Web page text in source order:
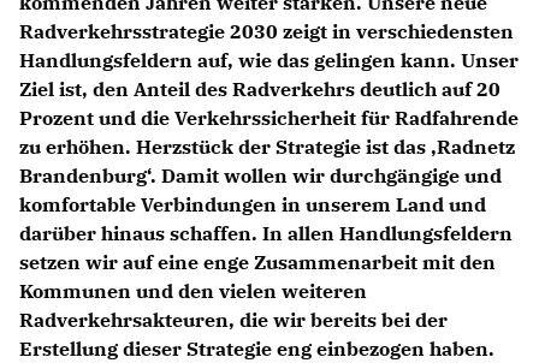
Radverkehrsstrategie 2030 zeigt in verschiedensten
Handlungsfeldern auf, wie das gelingen kann. Unser
Ziel ist, den Anteil des Radverkehrs deutlich auf 20
Prozent und die Verkehrssicherheit für Radfahrende
zu erhöhen. Herzstück der Strategie ist das ‚Radnetz
Brandenburg‘. Damit wollen wir durchgängige und
komfortable Verbindungen in unserem Land und
darüber hinaus schaffen. In allen Handlungsfeldern
setzen wir auf eine enge Zusammenarbeit mit den
Kommunen und den vielen weiteren
Radverkehrsakteuren, die wir bereits bei der
Erstellung dieser Strategie eng einbezogen haben.